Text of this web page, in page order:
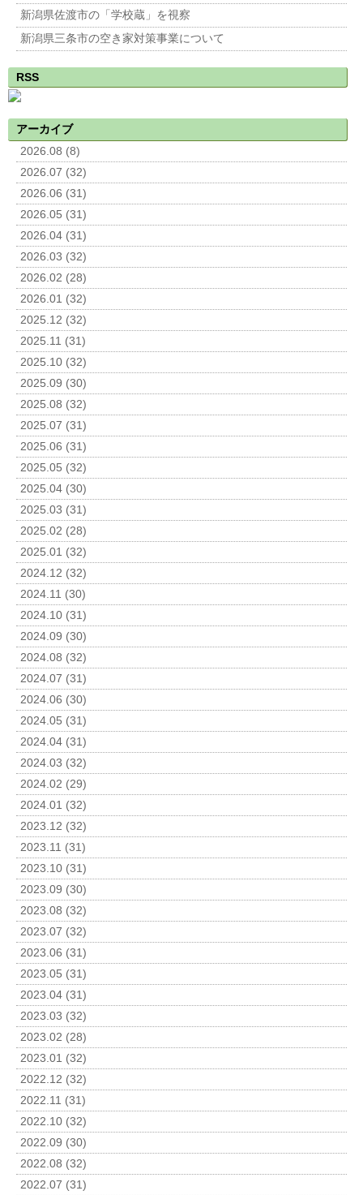
新潟県佐渡市の「学校蔵」を視察
新潟県三条市の空き家対策事業について
RSS
アーカイブ
2026.08 (8)
2026.07 (32)
2026.06 (31)
2026.05 (31)
2026.04 (31)
2026.03 (32)
2026.02 (28)
2026.01 (32)
2025.12 (32)
2025.11 (31)
2025.10 (32)
2025.09 (30)
2025.08 (32)
2025.07 (31)
2025.06 (31)
2025.05 (32)
2025.04 (30)
2025.03 (31)
2025.02 (28)
2025.01 (32)
2024.12 (32)
2024.11 (30)
2024.10 (31)
2024.09 (30)
2024.08 (32)
2024.07 (31)
2024.06 (30)
2024.05 (31)
2024.04 (31)
2024.03 (32)
2024.02 (29)
2024.01 (32)
2023.12 (32)
2023.11 (31)
2023.10 (31)
2023.09 (30)
2023.08 (32)
2023.07 (32)
2023.06 (31)
2023.05 (31)
2023.04 (31)
2023.03 (32)
2023.02 (28)
2023.01 (32)
2022.12 (32)
2022.11 (31)
2022.10 (32)
2022.09 (30)
2022.08 (32)
2022.07 (31)